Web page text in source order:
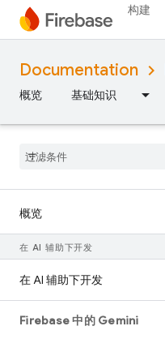
构建
Documentation
概览 基础知识
概览
在 AI 辅助下开发
在 AI 辅助下开发
Firebase 中的 Gemini